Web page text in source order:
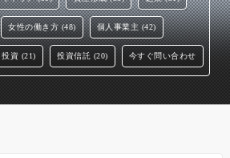
女性の働き方 (48) 個人事業主 (42)
投資 (21) 投資信託 (20) 今すぐ問い合わせ